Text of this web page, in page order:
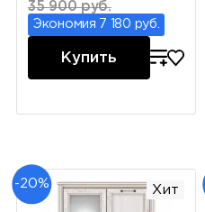
35 900 руб.
Экономия 7 180 руб.
Купить
-20% Хит